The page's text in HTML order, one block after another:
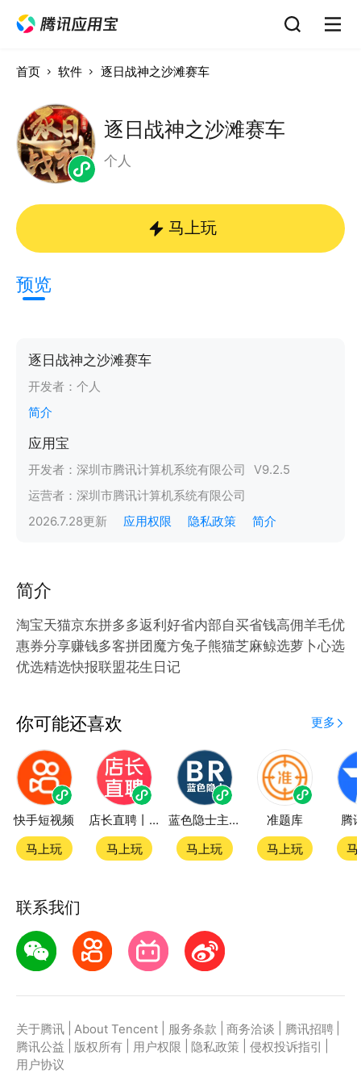
首页 软件 逐日战神之沙滩赛车
逐日战神之沙滩赛车
个人
马上玩
预览
逐日战神之沙滩赛车
开发者： 个人
简介
应用宝
开发者： 深圳市腾讯计算机系统有限公司 V9.2.5
运营者： 深圳市腾讯计算机系统有限公司
2026.7.28更新 应用权限 隐私政策 简介
简介
淘宝天猫京东拼多多返利好省内部自买省钱高佣羊毛优
惠券分享赚钱多客拼团魔方兔子熊猫芝麻鲸选萝卜心选
优选精选快报联盟花生日记
你可能还喜欢 更多
快手短视频
马上玩
店长直聘丨求职招聘找工作
马上玩
蓝色隐士主题站
马上玩
准题库
马上玩
腾
联系我们
关于腾讯 About Tencent 服务条款 商务洽谈 腾讯招聘
腾讯公益
版权所有 用户权限 隐私政策 侵权投诉指引
用户协议